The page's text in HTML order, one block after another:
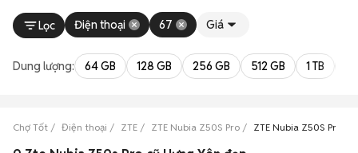
Lọc Điện thoại 67 Giá
Dung lượng: 64 GB 128 GB 256 GB 512 GB 1 TB
Chợ Tốt Điện thoại ZTE ZTE Nubia Z50S Pro ZTE Nubia Z50S Pro